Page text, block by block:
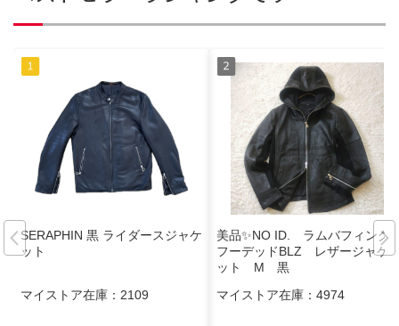
SERAPHIN 黒 ライダースジャケ
ット
マイストア在庫： 2109
美品✨NO ID. ラムバフィング
フーデッドBLZ レザージャケ
ット M 黒
マイストア在庫： 4974